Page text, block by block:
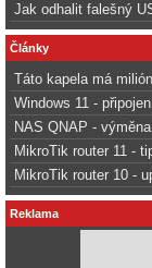
Jak odhalit falešný
Články
Táto kapela má
Windows 11 -
NAS QNAP -
MikroTik router 11 -
MikroTik router 10 -
Reklama